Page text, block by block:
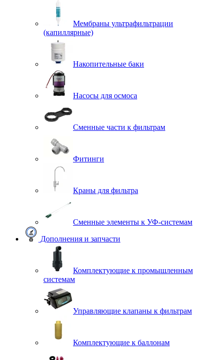
Мембраны ультрафильтрации
(капиллярные)
Накопительные баки
Насосы для осмоса
Сменные части к фильтрам
Фитинги
Краны для фильтра
Сменные элементы к УФ-системам
Дополнения и запчасти
Комплектующие к промышленным
системам
Управляющие клапаны к фильтрам
Комплектующие к баллонам